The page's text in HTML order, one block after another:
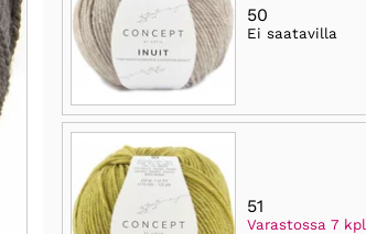
50
Ei saatavilla
51
Varastossa 7 kpl